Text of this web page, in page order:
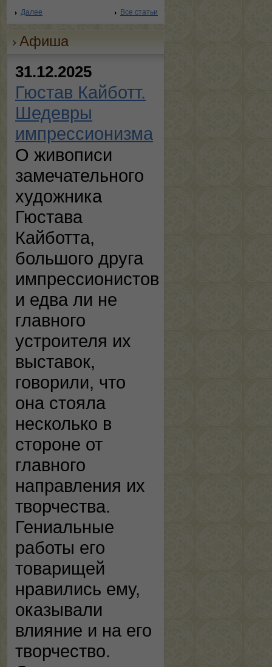
Далее Все статьи
Афиша
31.12.2025
Гюстав Кайботт.
Шедевры
импрессионизма
О живописи
замечательного
художника
Гюстава
Кайботта,
большого друга
импрессионистов
и едва ли не
главного
устроителя их
выставок,
говорили, что
она стояла
несколько в
стороне от
главного
направления их
творчества.
Гениальные
работы его
товарищей
нравились ему,
оказывали
влияние и на его
творчество.